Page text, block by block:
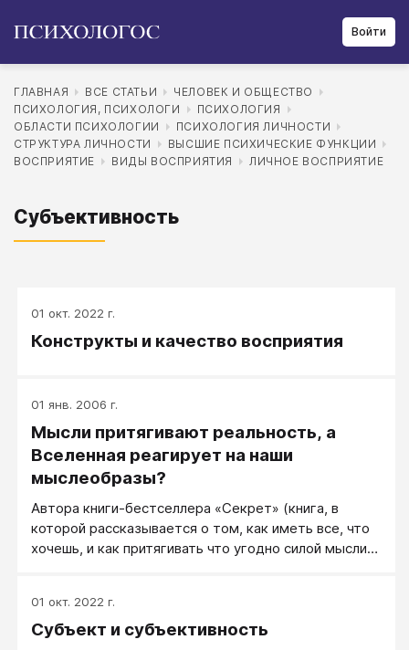
Войти
ГЛАВНАЯ ВСЕ СТАТЬИ
ЧЕЛОВЕК И ОБЩЕСТВО
ПСИХОЛОГИЯ, ПСИХОЛОГИ
ПСИХОЛОГИЯ
ОБЛАСТИ ПСИХОЛОГИИ
ПСИХОЛОГИЯ ЛИЧНОСТИ
СТРУКТУРА ЛИЧНОСТИ
ВЫСШИЕ ПСИХИЧЕСКИЕ ФУНКЦИИ
ВОСПРИЯТИЕ
ВИДЫ ВОСПРИЯТИЯ ЛИЧНОЕ ВОСПРИЯТИЕ
Субъективность
01 окт. 2022 г.
Конструкты и качество восприятия
01 янв. 2006 г.
Мысли притягивают реальность, а
Вселенная реагирует на наши
мыслеобразы?
Автора книги-бестселлера «Секрет» (книга, в
которой рассказывается о том, как иметь все, что
хочешь, и как притягивать что угодно силой мысли)
перефразировать ответ автора, то он звучал
примерно следующим образом: «Те люди, что стали
01 окт. 2022 г.
Субъект и субъективность